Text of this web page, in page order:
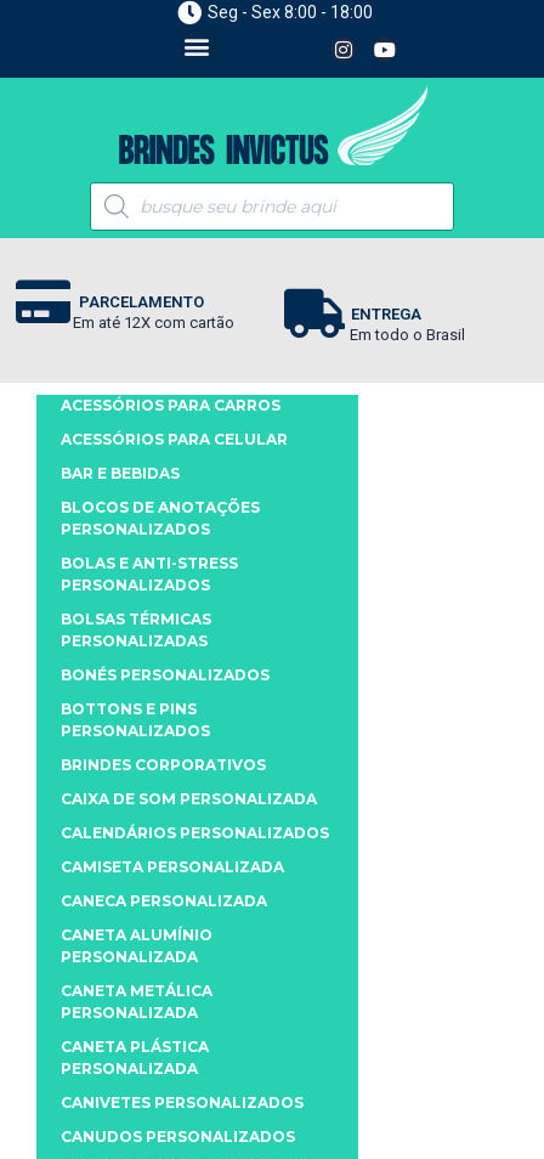
Seg - Sex 8:00 - 18:00
PARCELAMENTO
Em até 12X com cartão
ENTREGA
Em todo o Brasil
ACESSÓRIOS PARA CARROS
ACESSÓRIOS PARA CELULAR
BAR E BEBIDAS
BLOCOS DE ANOTAÇÕES
PERSONALIZADOS
BOLAS E ANTI-STRESS
PERSONALIZADOS
BOLSAS TÉRMICAS
PERSONALIZADAS
BONÉS PERSONALIZADOS
BOTTONS E PINS
PERSONALIZADOS
BRINDES CORPORATIVOS
CAIXA DE SOM PERSONALIZADA
CALENDÁRIOS PERSONALIZADOS
CAMISETA PERSONALIZADA
CANECA PERSONALIZADA
CANETA ALUMÍNIO
PERSONALIZADA
CANETA METÁLICA
PERSONALIZADA
CANETA PLÁSTICA
PERSONALIZADA
CANIVETES PERSONALIZADOS
CANUDOS PERSONALIZADOS